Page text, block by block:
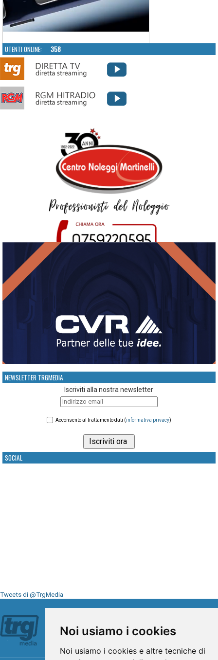
Noi usiamo i cookies
Noi usiamo i cookies e altre tecniche di
UTENTI ONLINE: 358
NEWSLETTER TRGMEDIA
Iscriviti alla nostra newsletter
Acconsento al trattamento dati (informativa privacy)
SOCIAL
Tweets di @TrgMedia